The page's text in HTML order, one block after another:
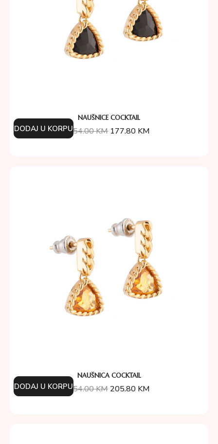
NAUŠNICE COCKTAIL
254.00KM 177.80 KM
DODAJ U KORPU
NAUŠNICA COCKTAIL
254.00KM 205.80 KM
DODAJ U KORPU